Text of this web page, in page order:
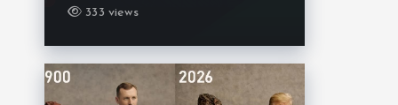
333 views